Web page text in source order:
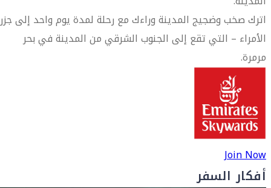
اترك صخب وضجيج المدينة وراءك مع رحلة لمدة يوم واحد إلى جزر
الأمراء – التي تقع إلى الجنوب الشرقي من المدينة في بحر
مرمرة.
Join Now
أفكار السفر